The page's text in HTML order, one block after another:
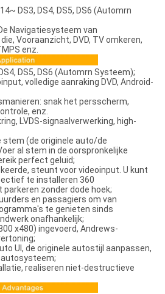
DS3, DS4, DS5, DS6 (Automrn
Navigatiesysteem van
Vooraanzicht, DVD, TV omkeren,
enz.
DS5, DS6 (Automrn Systeem);
volledige aanraking DVD, Android-
snak het persscherm,
enz.
LVDS-signaalverwerking, high-
(de originele auto/de
al stem in de oorspronkelijke
perfect geluid;
steunt voor videoinput. U kunt
te installeren 360
zonder dode hoek;
en passagiers om van
te genieten sinds
onafhankelijk;
x480) ingevoerd, Andrews-
UI, de originele autostijl aanpassen,
realiseren niet-destructieve